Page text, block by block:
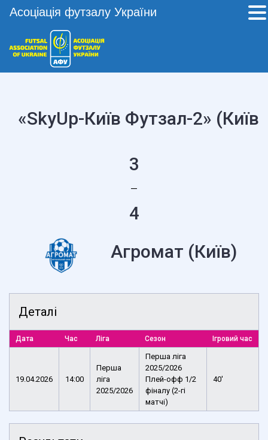
«SkyUp-Київ Футзал-2» (Київ)
3
—
4
Агромат (Київ)
Деталі
Дата Час Ліга Сезон Ігровий час
19.04.2026 14:00
Перша
ліга
2025/2026
Перша ліга
2025/2026
Плей-офф 1/2
фіналу (2-гі
матчі)
40'
Асоціація футзалу України